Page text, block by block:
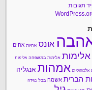
תגובות
אונס אחיות אחים
אלימות אלימות במשפחה אלימות
אלכוהוליזם אמהותאנגליה
הברית אשמה בבל בגידה